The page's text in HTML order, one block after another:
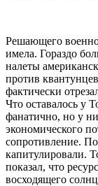
Решающего
имела. Гораздо
налеты
против
фактически
Что оставалось у
фанатично, но у
экономического
сопротивление.
капитулировали.
показал, что
восходящего